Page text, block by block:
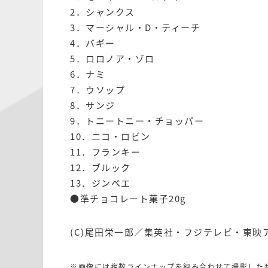
2．シャンクス
3．マーシャル・D・ティーチ
4．バギー
5．ロロノア・ゾロ
6．ナミ
7．ウソップ
8．サンジ
9．トニートニー・チョッパー
10．ニコ・ロビン
11．フランキー
12．ブルック
13．ジンベエ
●準チョコレート菓子20g
(C)尾田栄一郎／集英社・フジテレビ・東映